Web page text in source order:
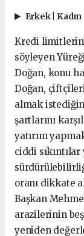
Erkek Kadın
Kredi
söyleyen
Doğan, konu
Doğan,
almak
şartlarını
yatırım
ciddi
oranı dikkate
Başkan
arazilerinin beş
yeniden